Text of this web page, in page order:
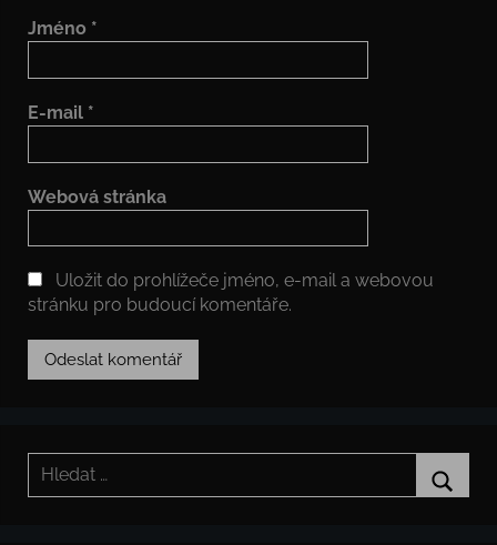
Jméno *
E-mail *
Webová stránka
Uložit do prohlížeče jméno, e-mail a webovou
stránku pro budoucí komentáře.
Hledat: